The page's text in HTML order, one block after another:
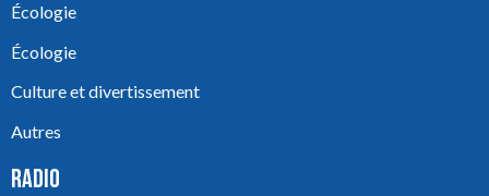
Écologie
Écologie
Culture et divertissement
Autres
RADIO